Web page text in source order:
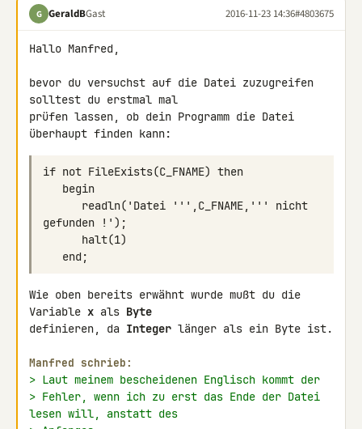
G GeraldBGast 2016-11-23 14:36#4803675
Hallo Manfred,
bevor du versuchst auf die Datei zuzugreifen
solltest du erstmal mal
prüfen lassen, ob dein Programm die Datei
überhaupt finden kann:
Wie oben bereits erwähnt wurde mußt du die
Variable x als Byte
definieren, da Integer länger als ein Byte ist.
Manfred schrieb:
> Laut meinem bescheidenen Englisch kommt der
> Fehler, wenn ich zu erst das Ende der Datei
lesen will, anstatt des